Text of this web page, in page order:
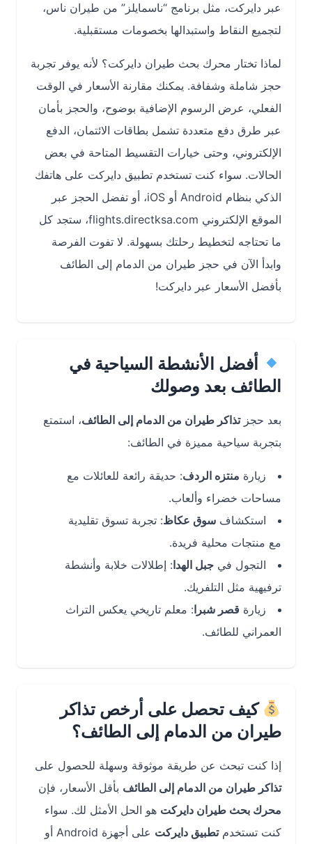
عبر دايركت، مثل برنامج “ناسمايلز” من طيران ناس،
لتجميع النقاط واستبدالها بخصومات مستقبلية.
لماذا تختار محرك بحث طيران دايركت؟ لأنه يوفر تجربة
حجز شاملة وشفافة. يمكنك مقارنة الأسعار في الوقت
الفعلي، عرض الرسوم الإضافية بوضوح، والحجز بأمان
عبر طرق دفع متعددة تشمل بطاقات الائتمان، الدفع
الإلكتروني، وحتى خيارات التقسيط المتاحة في بعض
الحالات. سواء كنت تستخدم تطبيق دايركت على هاتفك
الذكي بنظام Android أو iOS، أو تفضل الحجز عبر
الموقع الإلكتروني flights.directksa.com، ستجد كل
ما تحتاجه لتخطيط رحلتك بسهولة. لا تفوت الفرصة
وابدأ الآن في حجز طيران من الدمام إلى الطائف
بأفضل الأسعار عبر دايركت!
أفضل الأنشطة السياحية في
الطائف بعد وصولك
بعد حجز تذاكر طيران من الدمام إلى الطائف، استمتع
بتجربة سياحية مميزة في الطائف:
زيارة منتزه الردف: حديقة رائعة للعائلات مع
مساحات خضراء وألعاب.
استكشافسوق عكاظ : تجربة تسوق تقليدية
مع منتجات محلية فريدة.
التجول فيجبل الهدا: إطلالات خلابة وأنشطة
ترفيهية مثل التلفريك.
زيارة
قصر شبرا: معلم تاريخي يعكس التراث
العمراني للطائف.
كيف تحصل على أرخص تذاكر
طيران من الدمام إلى الطائف؟
إذا كنت تبحث عن طريقة موثوقة وسهلة للحصول على
تذاكر طيران من الدمام إلى الطائفبأقل الأسعار، فإن
محرك بحث طيران دايركتهو الحل الأمثل لك. سواء
كنت تستخدمتطبيق دايركت
على أجهزة Android أو